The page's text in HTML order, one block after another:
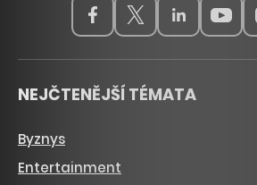
NEJČTENĚJŠÍ TÉMATA
Byznys
Entertainment